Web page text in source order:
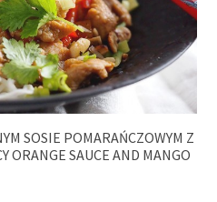
SOSIE POMARAŃCZOWYM Z
ORANGE SAUCE AND MANGO